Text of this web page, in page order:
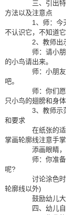
三、引出特
方法以及注意点
1、师：今天
不认识它，不知道
2、教师出示
师：请小朋
的小鸟请出来。
师：小朋友
吧。
师：你们愿
只小鸟的翅膀和身
3、教师示范
和要求
在纸张的适
掌画轮廓线注意手
添画眼睛，
师：你准备
呢?
讨论涂色时
轮廓线以外)
鼓励幼儿大
四、幼儿自